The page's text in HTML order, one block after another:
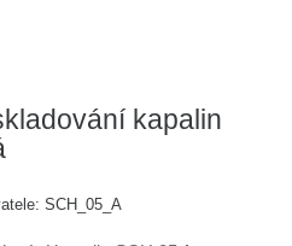
kapalin
SCH_05_A